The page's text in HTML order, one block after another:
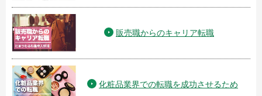
販売職からのキャリア転職
化粧品業界での転職を成功させるため